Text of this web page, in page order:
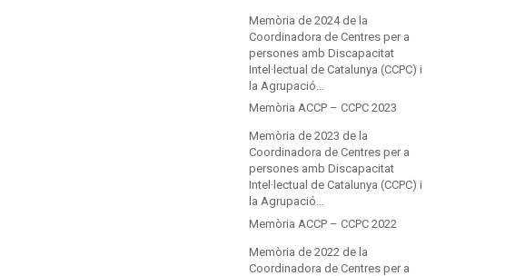
Memòria de 2024 de la
Coordinadora de Centres per a
persones amb Discapacitat
Intel·lectual de Catalunya (CCPC) i
la Agrupació…
Memòria ACCP – CCPC 2023
Memòria de 2023 de la
Coordinadora de Centres per a
persones amb Discapacitat
Intel·lectual de Catalunya (CCPC) i
la Agrupació…
Memòria ACCP – CCPC 2022
Memòria de 2022 de la
Coordinadora de Centres per a